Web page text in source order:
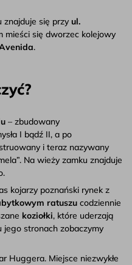
się przy ul.
mieści się dworzec kolejowy
.
– zbudowany
I bądź II, a po
i teraz nazywany
Na wieży zamku znajduje
kojarzy poznański rynek z
ratuszu codziennie
koziołki, które uderzają
jego stronach zobaczymy
Huggera. Miejsce niezwykłe